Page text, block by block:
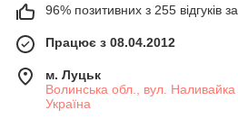
96% позитивних з 255 відгуків за
Працює з 08.04.2012
м. Луцьк
Волинська обл., вул. Наливайка
Україна